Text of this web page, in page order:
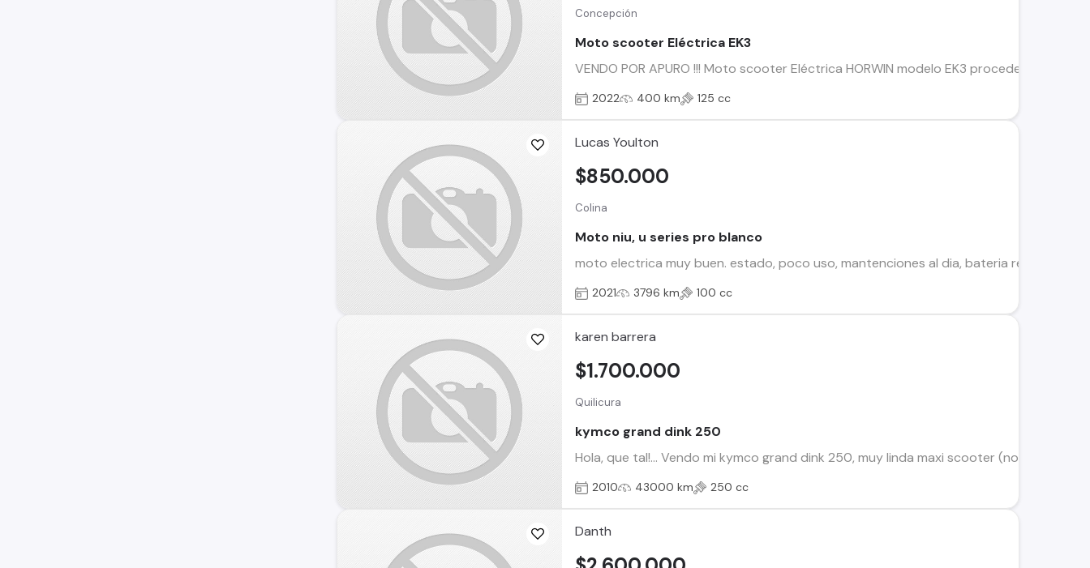
Concepción
Moto scooter Eléctrica EK3
VENDO POR APURO !!! Moto scooter Eléctrica HORWIN modelo EK3 procedencia
2022 400 km 125 cc
Lucas Youlton
Colina
Moto niu, u series pro blanco
moto electrica muy buen. estado, poco uso, mantenciones al dia, bateria recargable
$850.000
2021 3796 km 100 cc
karen barrera
Quilicura
kymco grand dink 250
Hola, que tal!... Vendo mi kymco grand dink 250, muy linda maxi scooter (no es tan
$1.700.000
2010 43000 km 250 cc
Danth